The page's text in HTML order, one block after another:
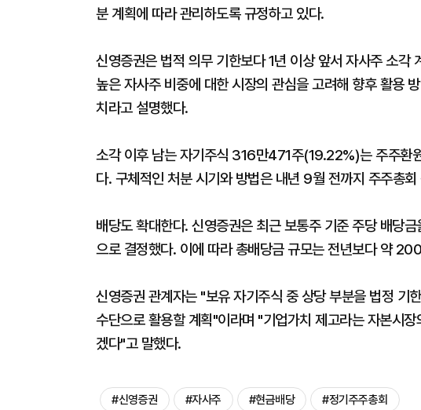
분 계획에 따라 관리하도록 규정하고 있다.
신영증권은 법적 의무 기한보다 1년 이상 앞서 자사주 소각
높은 자사주 비중에 대한 시장의 관심을 고려해 향후 활용
치라고 설명했다.
소각 이후 남는 자기주식 316만471주(19.22%)는 주주환
다. 구체적인 처분 시기와 방법은 내년 9월 전까지 주주총
배당도 확대한다. 신영증권은 최근 보통주 기준 주당 배
으로 결정했다. 이에 따라 총배당금 규모는 전년보다 약
신영증권 관계자는 "보유 자기주식 중 상당 부분을 법정 기
수단으로 활용할 계획"이라며 "기업가치 제고라는 자본시
겠다"고 말했다.
#신영증권 #자사주 #현금배당 #정기주주총회